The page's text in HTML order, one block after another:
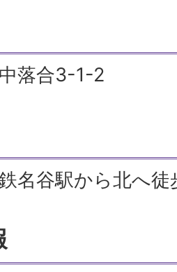
落合3-1-2
名谷駅から北へ徒